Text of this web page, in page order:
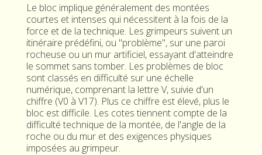
Le bloc implique généralement des montées
courtes et intenses qui nécessitent à la fois de la
force et de la technique. Les grimpeurs suivent un
itinéraire prédéfini, ou "problème", sur une paroi
rocheuse ou un mur artificiel, essayant d'atteindre
le sommet sans tomber. Les problèmes de bloc
sont classés en difficulté sur une échelle
numérique, comprenant la lettre V, suivie d'un
chiffre (V0 à V17). Plus ce chiffre est élevé, plus le
bloc est difficile. Les cotes tiennent compte de la
difficulté technique de la montée, de l'angle de la
roche ou du mur et des exigences physiques
imposées au grimpeur.